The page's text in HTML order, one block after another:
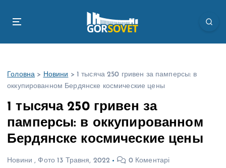
Головна > Новини > 1 тысяча 250 гривен за памперсы: в
оккупированном Бердянске космические цены
1 тысяча 250 гривен за
памперсы: в оккупированном
Бердянске космические цены
Новини , Фото 13 Травня, 2022 0 Коментарі